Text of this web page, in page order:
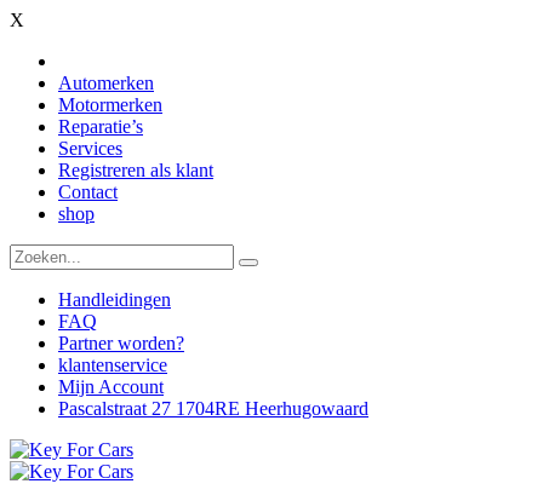
X
Automerken
Motormerken
Reparatie’s
Services
Registreren als klant
Contact
shop
Handleidingen
FAQ
Partner worden?
klantenservice
Mijn Account
Pascalstraat 27 1704RE Heerhugowaard